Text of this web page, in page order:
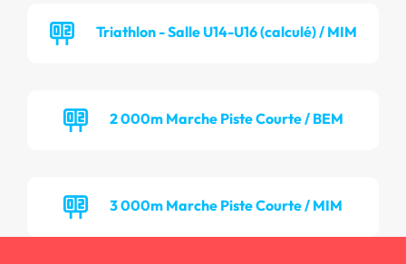
Triathlon - Salle U14-U16 (calculé) / MIM
2 000m Marche Piste Courte / BEM
3 000m Marche Piste Courte / MIM